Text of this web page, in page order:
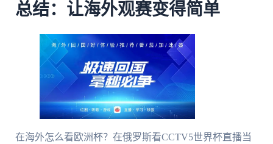
总结：让海外观赛变得简单
在海外怎么看欧洲杯？在俄罗斯看CCTV5世界杯直播当